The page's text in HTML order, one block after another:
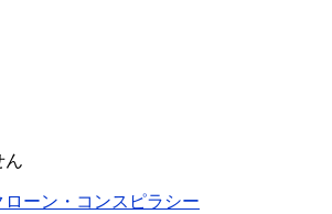
ん
ーン・コンスピラシー